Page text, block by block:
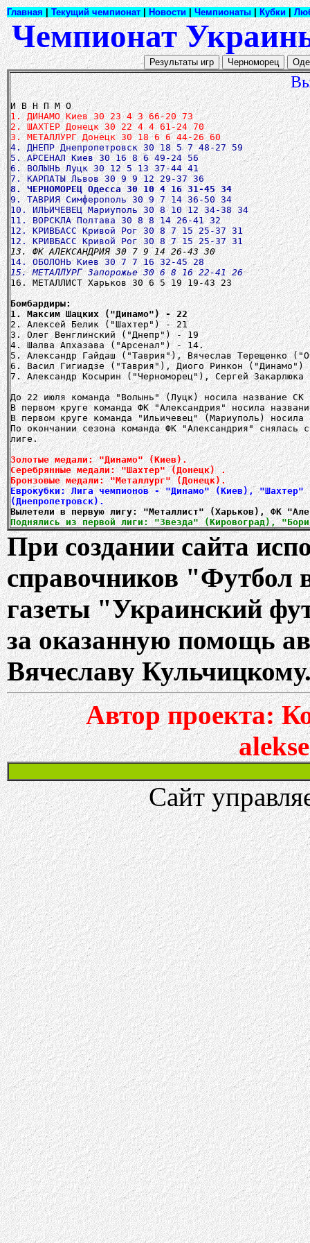
Главная Текущий чемпионат Новости Чемпионаты Кубки
Чемпионат
1. ДИНАМО Киев 30 23 4 3 66-20 73
2. ШАХТЕР Донецк 30 22 4 4 61-24 70
3. МЕТАЛЛУРГ Донецк 30 18 6 6 44-26 60
4. ДНЕПР Днепропетровск 30 18 5 7 48-27 59
5. АРСЕНАЛ Киев 30 16 8 6 49-24 56
6. ВОЛЫНЬ Луцк 30 12 5 13 37-44 41
8. ЧЕРНОМОРЕЦ Одесса 30 10 4 16 31-45 34
9. ТАВРИЯ Симферополь 30 9 7 14 36-50 34
10. ИЛЬИЧЕВЕЦ Мариуполь 30 8 10 12 34-38 34
11. ВОРСКЛА Полтава 30 8 8 14 26-41 32
12. КРИВБАСС Кривой Рог 30 8 7 15 25-37 31
12. КРИВБАСС Кривой Рог 30 8 7 15 25-37 31
13. ФК АЛЕКСАНДРИЯ 30 7 9 14 26-43 30
15. МЕТАЛЛУРГ Запорожье 30 6 8 16 22-41 26
16. МЕТАЛЛИСТ Харьков 30 6 5 19 19-43 23
Бомбардиры:
1. Максим Шацких ("Динамо") - 22
2. Алексей Белик ("Шахтер") - 21
3. Олег Венглинский ("Днепр") - 19
4. Шалва Апхазава ("Арсенал") - 14.
5. Александр Гайдаш ("Таврия"), Вячеслав Терещенко
6. Васил Гигиадзе ("Таврия"), Диого Ринкон
7. Александр Косырин ("Черноморец"), Сергей
До 22 июля команда "Волынь" (Луцк) носила название
В первом круге команда ФК "Александрия" носила
В первом круге команда "Ильичевец" (Мариуполь) носила
По окончании сезона команда ФК "Александрия"
лиге.
Золотые медали: "Динамо" (Киев).
Серебрянные медали: "Шахтер" (Донецк) .
Бронзовые медали: "Металлург" (Донецк).
Еврокубки: Лига чемпионов - "Динамо" (Киев),
Вылетели в первую лигу:"Металлист" (Харьков), ФК
Поднялись из первой лиги: "Звезда" (Кировоград),
При создании сайта
справочников
газеты "Украинский
за оказанную помощь
Вячеславу
Автор проекта:
Сайт